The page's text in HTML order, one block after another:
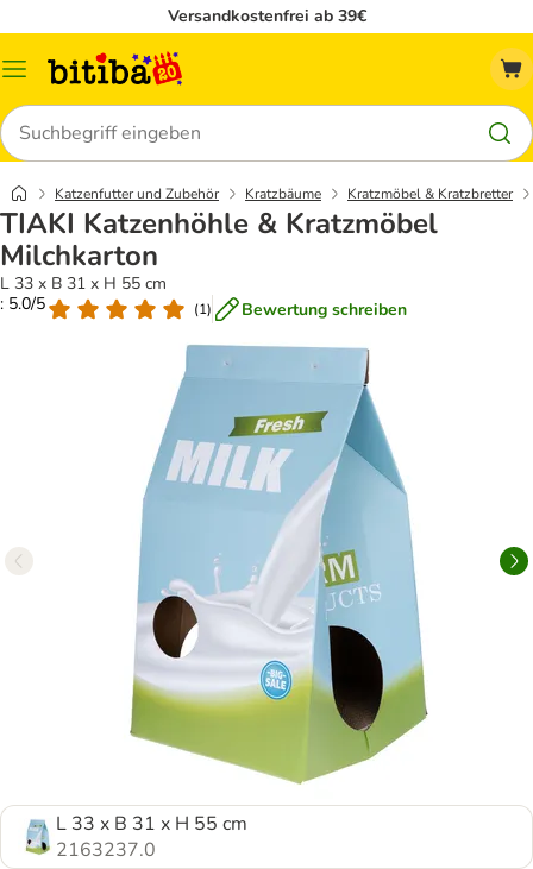
Versandkostenfrei ab 39€
Menü
Suchen
Katzenfutter und Zubehör Kratzbäume Kratzmöbel & Kratzbretter
TIAKI Katzenhöhle & Kratzmöbel
Milchkarton
L 33 x B 31 x H 55 cm
: 5.0/5
(1) Bewertung schreiben
L 33 x B 31 x H 55 cm
2163237.0